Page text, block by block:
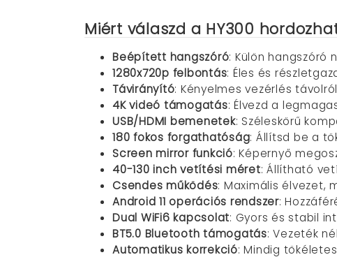
Miért válaszd a HY300
Beépített hangszóró: Külön hangszóró
1280x720p felbontás: Éles és
Távirányító: Kényelmes vezérlés
4K videó támogatás: Élvezd a
USB/HDMI bemenetek: Széleskörű
180 fokos forgathatóság: Állítsd be a
Screen mirror funkció: Képernyő
40-130 inch vetítési méret: Állítható
Csendes működés: Maximális élvezet,
Android 11 operációs rendszer:
Dual WiFi6 kapcsolat: Gyors és stabil
BT5.0 Bluetooth támogatás: Vezeték
Automatikus korrekció: Mindig